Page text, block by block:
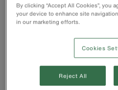
By clicking “Accept All Cookies”, you
your device to enhance site
in our marketing efforts.
Cookies
Reject All